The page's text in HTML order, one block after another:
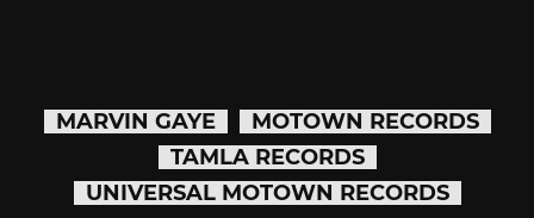
MARVIN GAYE
MOTOWN RECORDS
TAMLA RECORDS
UNIVERSAL MOTOWN RECORDS